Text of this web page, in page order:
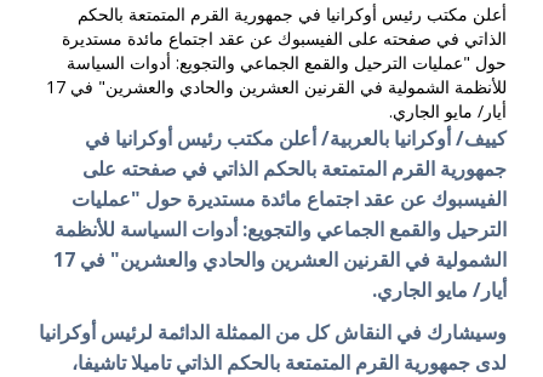
أعلن مكتب رئيس أوكرانيا في جمهورية القرم المتمتعة بالحكم
الذاتي في صفحته على الفيسبوك عن عقد اجتماع مائدة مستديرة
حول "عمليات الترحيل والقمع الجماعي والتجويع: أدوات السياسة
للأنظمة الشمولية في القرنين العشرين والحادي والعشرين" في 17
أيار/ مايو الجاري.
كييف/ أوكرانيا بالعربية/ أعلن مكتب رئيس أوكرانيا في
جمهورية القرم المتمتعة بالحكم الذاتي في صفحته على
الفيسبوك عن عقد اجتماع مائدة مستديرة حول "عمليات
الترحيل والقمع الجماعي والتجويع: أدوات السياسة للأنظمة
الشمولية في القرنين العشرين والحادي والعشرين" في 17
أيار/ مايو الجاري.
وسيشارك في النقاش كل من الممثلة الدائمة لرئيس أوكرانيا
لدى جمهورية القرم المتمتعة بالحكم الذاتي تاميلا تاشيفا،